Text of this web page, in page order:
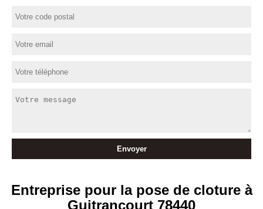
Entreprise pour la pose de cloture à
Guitrancourt 78440